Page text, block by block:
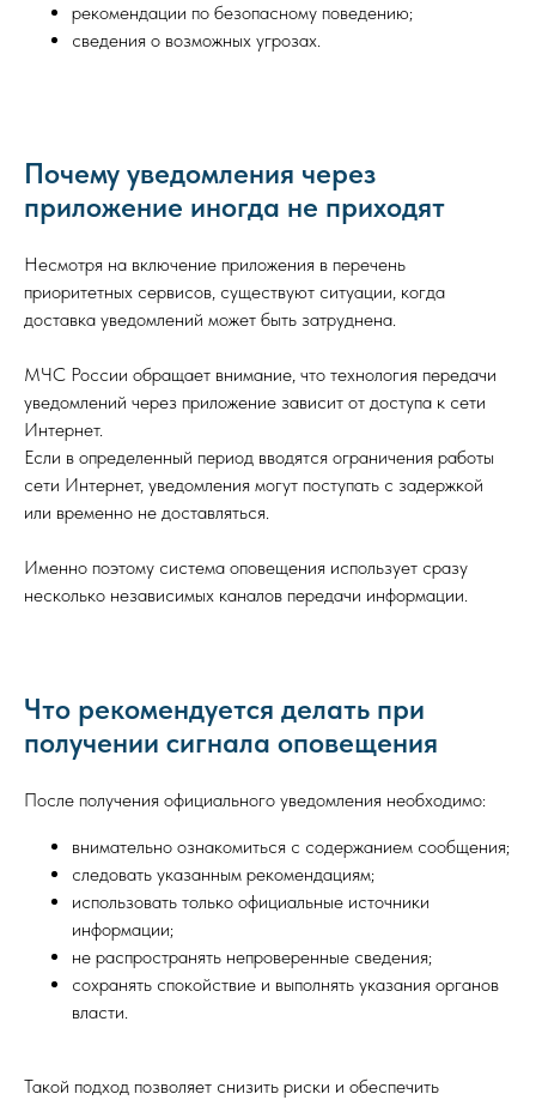
рекомендации по безопасному поведению;
сведения о возможных угрозах.
Почему уведомления через
приложение иногда не приходят
Несмотря на включение приложения в перечень
приоритетных сервисов, существуют ситуации, когда
доставка уведомлений может быть затруднена.
МЧС России обращает внимание, что технология передачи
уведомлений через приложение зависит от доступа к сети
Интернет.
Если в определенный период вводятся ограничения работы
сети Интернет, уведомления могут поступать с задержкой
или временно не доставляться.
Именно поэтому система оповещения использует сразу
несколько независимых каналов передачи информации.
Что рекомендуется делать при
получении сигнала оповещения
После получения официального уведомления необходимо:
внимательно ознакомиться с содержанием сообщения;
следовать указанным рекомендациям;
использовать только официальные источники
информации;
не распространять непроверенные сведения;
сохранять спокойствие и выполнять указания органов
власти.
Такой подход позволяет снизить риски и обеспечить